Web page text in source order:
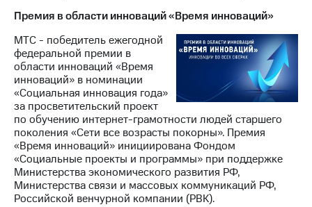
Премия в области инноваций «Время инноваций»
МТС - победитель ежегодной
федеральной премии в
области инноваций «Время
инноваций» в номинации
«Социальная инновация года»
за просветительский проект
по обучению интернет-грамотности людей старшего
поколения «Сети все возрасты покорны». Премия
«Время инноваций» инициирована Фондом
«Социальные проекты и программы» при поддержке
Министерства экономического развития РФ,
Министерства связи и массовых коммуникаций РФ,
Российской венчурной компании (РВК).